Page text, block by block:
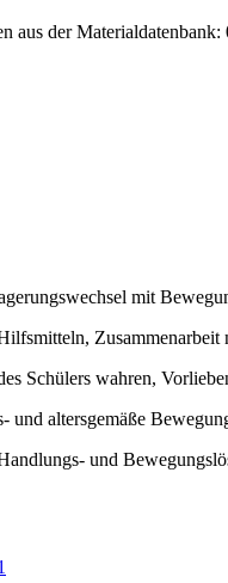
aus der Materialdatenbank:
mit
Zusammenarbeit
Schülers wahren,
und altersgemäße
und